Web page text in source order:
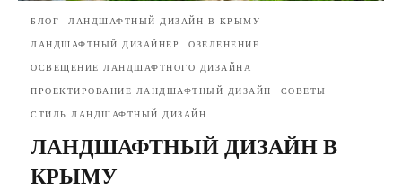
БЛОГ ЛАНДШАФТНЫЙ ДИЗАЙН В КРЫМУ
ЛАНДШАФТНЫЙ ДИЗАЙНЕР ОЗЕЛЕНЕНИЕ
ОСВЕЩЕНИЕ ЛАНДШАФТНОГО ДИЗАЙНА
ПРОЕКТИРОВАНИЕ ЛАНДШАФТНЫЙ ДИЗАЙН СОВЕТЫ
СТИЛЬ ЛАНДШАФТНЫЙ ДИЗАЙН
ЛАНДШАФТНЫЙ ДИЗАЙН В
КРЫМУ